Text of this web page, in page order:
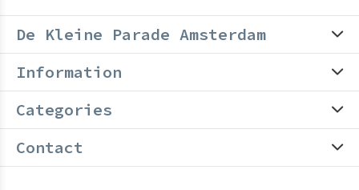
De Kleine Parade Amsterdam
Information
Categories
Contact